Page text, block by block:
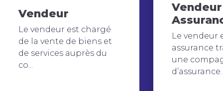
Vendeur
Le vendeur est chargé
de la vente de biens et
de services auprès du
co...
Le vendeur
assurance
une
d’assurance.